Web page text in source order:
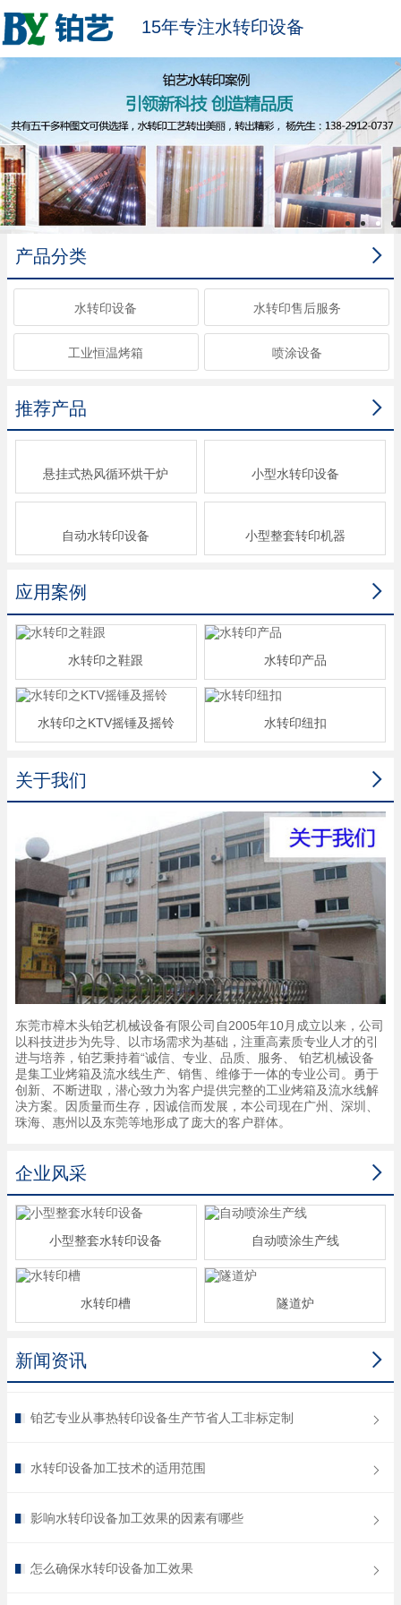
15年专注水转印设备

产品分类
水转印设备 水转印售后服务
工业恒温烤箱 喷涂设备

推荐产品
悬挂式热风循环烘干炉 小型水转印设备
自动水转印设备 小型整套转印机器

应用案例
水转印之鞋跟 水转印产品
水转印之KTV摇锤及摇铃 水转印纽扣

关于我们
东莞市樟木头铂艺机械设备有限公司自2005年10月成立以来，公司
以科技进步为先导、以市场需求为基础，注重高素质专业人才的引
进与培养，铂艺秉持着“诚信、专业、品质、服务、 铂艺机械设备
是集工业烤箱及流水线生产、销售、维修于一体的专业公司。勇于
创新、不断进取，潜心致力为客户提供完整的工业烤箱及流水线解
决方案。因质量而生存，因诚信而发展，本公司现在广州、深圳、
珠海、惠州以及东莞等地形成了庞大的客户群体。

企业风采
小型整套水转印设备 自动喷涂生产线
水转印槽 隧道炉

新闻资讯
铂艺专业从事热转印设备生产节省人工非标定制
水转印设备加工技术的适用范围
影响水转印设备加工效果的因素有哪些
怎么确保水转印设备加工效果